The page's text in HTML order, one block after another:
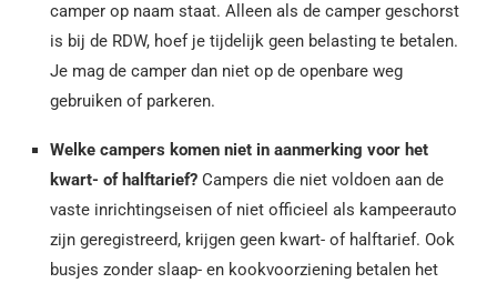
camper op naam staat. Alleen als de camper geschorst
is bij de RDW, hoef je tijdelijk geen belasting te betalen.
Je mag de camper dan niet op de openbare weg
gebruiken of parkeren.
Welke campers komen niet in aanmerking voor het
kwart- of halftarief? Campers die niet voldoen aan de
vaste inrichtingseisen of niet officieel als kampeerauto
zijn geregistreerd, krijgen geen kwart- of halftarief. Ook
busjes zonder slaap- en kookvoorziening betalen het